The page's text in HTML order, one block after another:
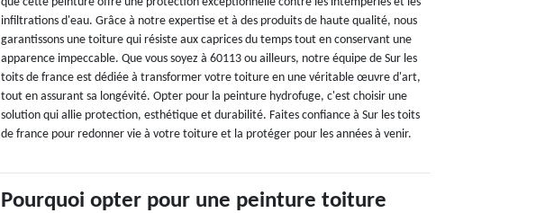
infiltrations d'eau. Grâce à notre expertise et à des produits de haute qualité, nous
garantissons une toiture qui résiste aux caprices du temps tout en conservant une
apparence impeccable. Que vous soyez à 60113 ou ailleurs, notre équipe de Sur les
toits de france est dédiée à transformer votre toiture en une véritable œuvre d'art,
tout en assurant sa longévité. Opter pour la peinture hydrofuge, c'est choisir une
solution qui allie protection, esthétique et durabilité. Faites confiance à Sur les toits
de france pour redonner vie à votre toiture et la protéger pour les années à venir.
Pourquoi opter pour une peinture toiture